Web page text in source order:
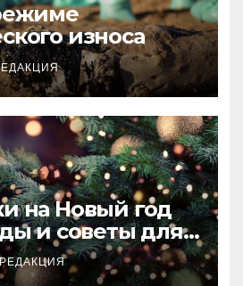
износа
на Новый год
и советы для
праздника